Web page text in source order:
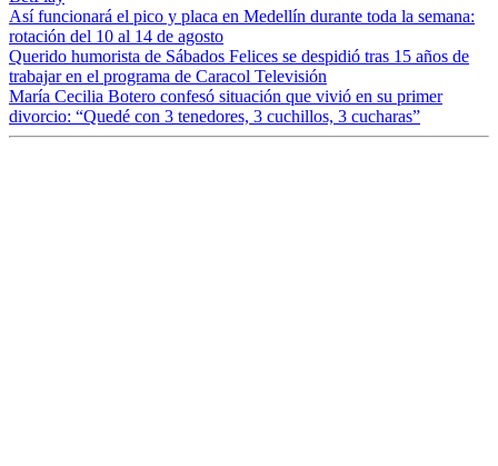
Así funcionará el pico y placa en Medellín durante toda la semana:
rotación del 10 al 14 de agosto
Querido humorista de Sábados Felices se despidió tras 15 años de
trabajar en el programa de Caracol Televisión
María Cecilia Botero confesó situación que vivió en su primer
divorcio: “Quedé con 3 tenedores, 3 cuchillos, 3 cucharas”